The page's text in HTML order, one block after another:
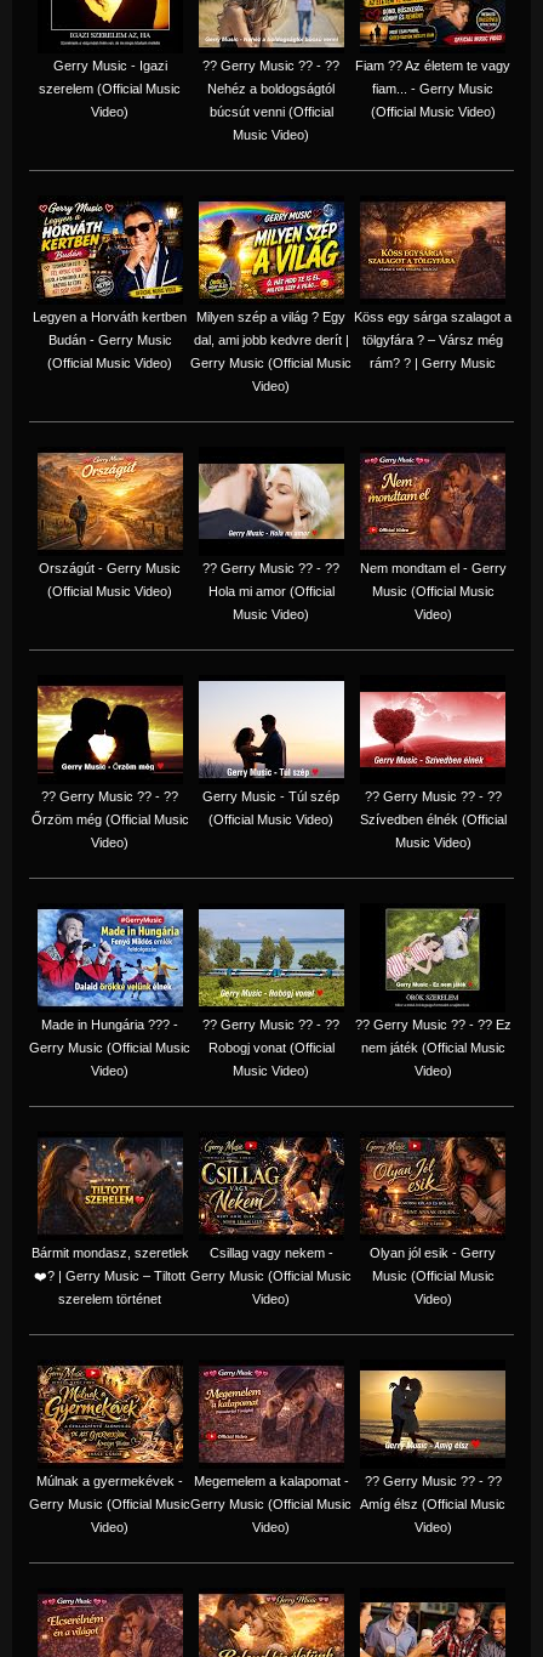
Gerry Music - Igazi
szerelem (Official Music
Video)
?? Gerry Music ?? - ??
Nehéz a boldogságtól
búcsút venni (Official
Music Video)
Fiam ?‍? Az életem te vagy
fiam... - Gerry Music
(Official Music Video)
Legyen a Horváth kertben
Budán - Gerry Music
(Official Music Video)
Milyen szép a világ ? Egy
dal, ami jobb kedvre derít |
Gerry Music (Official Music
Video)
Köss egy sárga szalagot a
tölgyfára ?️ – Vársz még
rám? ? | Gerry Music
Országút - Gerry Music
(Official Music Video)
?? Gerry Music ?? - ??
Hola mi amor (Official
Music Video)
Nem mondtam el - Gerry
Music (Official Music
Video)
?? Gerry Music ?? - ??
Őrzöm még (Official Music
Video)
Gerry Music - Túl szép
(Official Music Video)
?? Gerry Music ?? - ??
Szívedben élnék (Official
Music Video)
Made in Hungária ??? -
Gerry Music (Official Music
Video)
?? Gerry Music ?? - ??
Robogj vonat (Official
Music Video)
?? Gerry Music ?? - ?? Ez
nem játék (Official Music
Video)
Bármit mondasz, szeretlek
❤️‍? | Gerry Music – Tiltott
szerelem történet
Csillag vagy nekem -
Gerry Music (Official Music
Video)
Olyan jól esik - Gerry
Music (Official Music
Video)
Múlnak a gyermekévek -
Gerry Music (Official Music
Video)
Megemelem a kalapomat -
Gerry Music (Official Music
Video)
?? Gerry Music ?? - ??
Amíg élsz (Official Music
Video)